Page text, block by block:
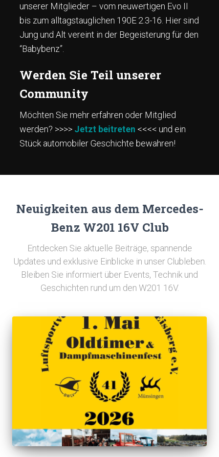
unserer Mitglieder – vom neuwertigen Evo II
bis zum alltagstauglichen 190E 2.3-16. Hier sind
Jung und Alt vereint in der Begeisterung für den
“Babybenz”.
Werden Sie Teil unserer
Community
Möchten Sie mehr erfahren oder Mitglied
werden? >>>> Jetzt beitreten <<<< und ein
Stück automobiler Geschichte bewahren!
Neuigkeiten aus dem Mercedes-
Benz W201 16V Club
Entdecken Sie aktuelle Beiträge, spannende
Updates und exklusive Einblicke in unser Clubleben.
Bleiben Sie informiert über Events, Technik und
Geschichten rund um den W201 16V.